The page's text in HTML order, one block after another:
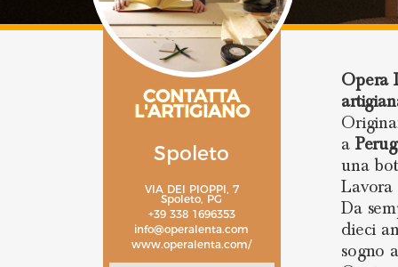
CONTATTA
L'ARTIGIANO
Spoleto
VIA DEI PIOPPI, 7
Spoleto, PG
+39 338 1696353
info@operalenta.com
www.operalenta.com/
Opera
a
una
Lavora
Da
dieci
sogno